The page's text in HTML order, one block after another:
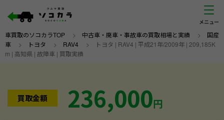
車買取のソコカラTOP > 中古車・廃車・事故車の買取相場と実績 > 国産
車 > トヨタ > RAV4 >
トヨタ | RAV4 | 平成21年/2009年 | 209,185K
m | 高知県 | 故障車 | 買取実績
買取金額 236,000円